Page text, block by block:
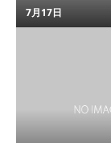
7月17日